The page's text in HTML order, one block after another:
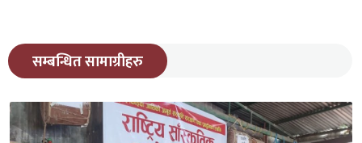
सम्बन्धित सामाग्रीहरु